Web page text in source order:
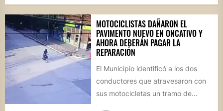
MOTOCICLISTAS DAÑARON EL
PAVIMENTO NUEVO EN ONCATIVO Y
AHORA DEBERÁN PAGAR LA
REPARACIÓN
El Municipio identificó a los dos
conductores que atravesaron con
sus motocicletas un tramo de